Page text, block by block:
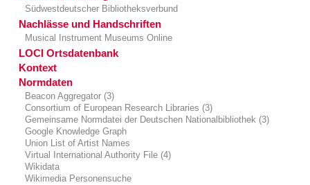
Südwestdeutscher Bibliotheksverbund
Nachlässe und Handschriften
Musical Instrument Museums Online
LOCI Ortsdatenbank
Kontext
Normdaten
Beacon Aggregator (3)
Consortium of European Research Libraries (3)
Gemeinsame Normdatei der Deutschen Nationalbibliothek (3)
Google Knowledge Graph
Union List of Artist Names
Virtual International Authority File (4)
Wikidata
Wikimedia Personensuche